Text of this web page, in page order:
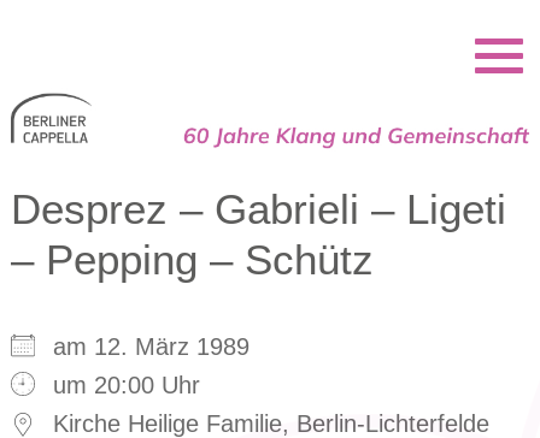
Desprez – Gabrieli – Ligeti
– Pepping – Schütz
am 12. März 1989
um 20:00 Uhr
Kirche Heilige Familie, Berlin-Lichterfelde